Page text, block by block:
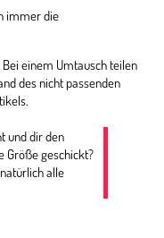
immer die
einem Umtausch teilen
des nicht passenden
und dir den
Größe geschickt?
alle